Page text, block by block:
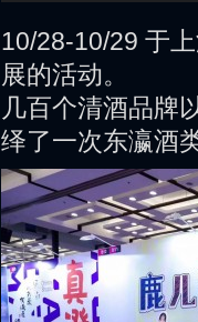
10/28-10/29 于
展的活动。
几百个清酒品牌
绎了一次东瀛酒